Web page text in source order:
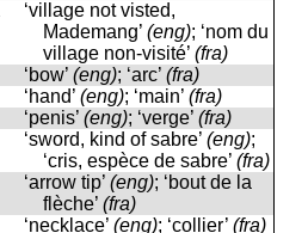
‘village not visted,
Mademang’ (eng); ‘nom du
village non-visité’ (fra)
‘bow’ (eng); ‘arc’ (fra)
‘hand’ (eng); ‘main’ (fra)
‘penis’ (eng); ‘verge’ (fra)
‘sword, kind of sabre’ (eng);
‘cris, espèce de sabre’ (fra)
‘arrow tip’ (eng); ‘bout de la
flèche’ (fra)
‘necklace’ (eng); ‘collier’ (fra)